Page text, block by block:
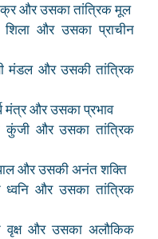
और उसका तांत्रिक मूल
शिला और उसका प्राचीन
मंडल और उसकी तांत्रिक
मंत्र और उसका प्रभाव
कुंजी और उसका तांत्रिक
और उसकी अनंत शक्ति
ध्वनि और उसका तांत्रिक
वृक्ष और उसका अलौकिक